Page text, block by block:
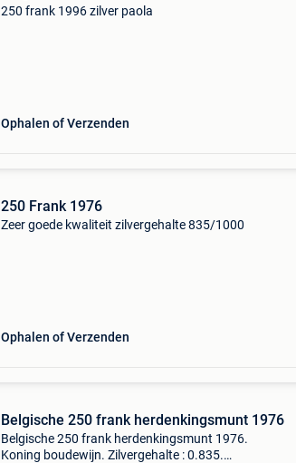
250 frank 1996 zilver paola
Ophalen of Verzenden
250 Frank 1976
Zeer goede kwaliteit zilvergehalte 835/1000
Ophalen of Verzenden
Belgische 250 frank herdenkingsmunt 1976
Belgische 250 frank herdenkingsmunt 1976.
Koning boudewijn. Zilvergehalte : 0.835.